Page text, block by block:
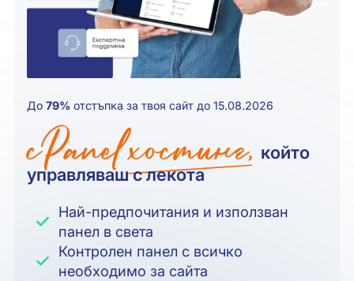
До 79% отстъпка за твоя сайт до 15.08.2026
cPanelхостинг, който
управляваш с лекота
Най-предпочитания и използван
панел в света
Контролен панел с всичко
необходимо за сайта